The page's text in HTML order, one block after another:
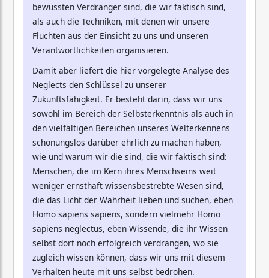
bewussten Verdränger sind, die wir faktisch sind,
als auch die Techniken, mit denen wir unsere
Fluchten aus der Einsicht zu uns und unseren
Verantwortlichkeiten organisieren.
Damit aber liefert die hier vorgelegte Analyse des
Neglects den Schlüssel zu unserer
Zukunftsfähigkeit. Er besteht darin, dass wir uns
sowohl im Bereich der Selbsterkenntnis als auch in
den vielfältigen Bereichen unseres Welterkennens
schonungslos darüber ehrlich zu machen haben,
wie und warum wir die sind, die wir faktisch sind:
Menschen, die im Kern ihres Menschseins weit
weniger ernsthaft wissensbestrebte Wesen sind,
die das Licht der Wahrheit lieben und suchen, eben
Homo sapiens sapiens, sondern vielmehr Homo
sapiens neglectus, eben Wissende, die ihr Wissen
selbst dort noch erfolgreich verdrängen, wo sie
zugleich wissen können, dass wir uns mit diesem
Verhalten heute mit uns selbst bedrohen.